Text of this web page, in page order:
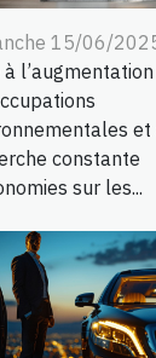
15/06/
à
et
constante
sur les...